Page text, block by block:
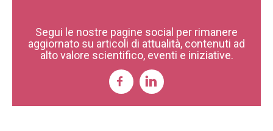
Segui le nostre pagine social per rimanere
aggiornato su articoli di attualità, contenuti ad
alto valore scientifico, eventi e iniziative.